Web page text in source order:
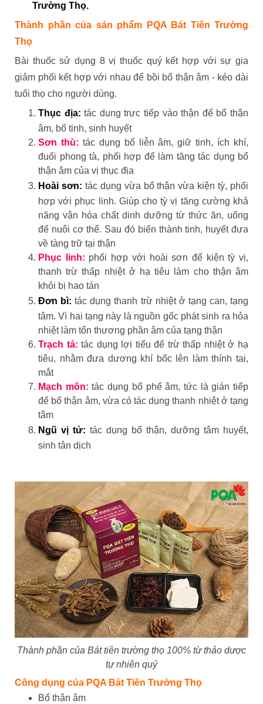
Trường Thọ.
Thành phần của sản phẩm PQA Bát Tiên Trường
Thọ
Bài thuốc sử dụng 8 vị thuốc quý kết hợp với sự gia
giảm phối kết hợp với nhau để bồi bổ thận âm - kéo dài
tuổi thọ cho người dùng.
Thục địa: tác dụng trực tiếp vào thận để bổ thận
âm, bổ tinh, sinh huyết
Sơn thù: tác dụng bổ liễn âm, giữ tinh, ích khí,
đuổi phong tà, phối hợp để làm tăng tác dụng bổ
thận âm của vị thục địa
Hoài sơn: tác dụng vừa bổ thận vừa kiện tỳ, phối
hợp với phục linh. Giúp cho tỳ vị tăng cường khả
năng vận hóa chất dinh dưỡng từ thức ăn, uống
để nuôi cơ thể. Sau đó biến thành tinh, huyết đưa
về tàng trữ tại thận
Phục linh: phối hợp với hoài sơn để kiện tỳ vị,
thanh trừ thấp nhiệt ở hạ tiêu làm cho thận âm
khỏi bị hao tán
Đơn bì: tác dụng thanh trừ nhiệt ở tạng can, tạng
tâm. Vì hai tạng này là nguồn gốc phát sinh ra hỏa
nhiệt làm tổn thương phần âm của tạng thận
Trạch tả: tác dụng lợi tiểu để trừ thấp nhiệt ở hạ
tiêu, nhằm đưa dương khí bốc lên làm thính tai,
mắt
Mạch môn: tác dụng bổ phế âm, tức là gián tiếp
để bổ thận âm, vừa có tác dụng thanh nhiệt ở tạng
tâm
Ngũ vị tử: tác dụng bổ thận, dưỡng tâm huyết,
sinh tân dịch
Thành phần của Bát tiên trường thọ 100% từ thảo dược
tự nhiên quý
Công dụng của PQA Bát Tiên Trường Thọ
Bổ thận âm